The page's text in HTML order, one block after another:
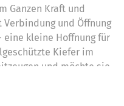
Ganzen Kraft und
und Öffnung
eine kleine Hoffnung für
Kiefer im
und möchte sie